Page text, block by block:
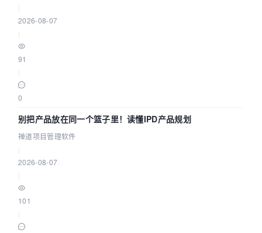
2026-08-07
91
0
别把产品放在同一个篮子里！读懂IPD产品规划
禅道项目管理软件
2026-08-07
101